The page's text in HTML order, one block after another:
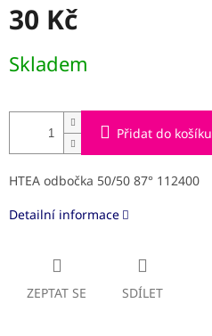
30 Kč
cena:
Skladem
Přidat do košíku
HTEA odbočka 50/50 87° 112400
Detailní informace
ZEPTAT SE SDÍLET